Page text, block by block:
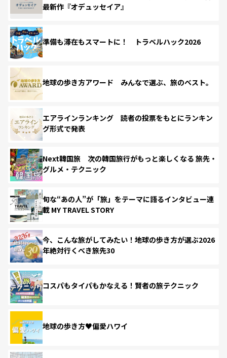
最新作『オデュッセイア』
準備も滞在もスマートに！ トラベルハック2026
地球の歩き方アワード みんなで選ぶ、旅のベスト。
エアラインランキング 読者の投票をもとにランキン
グ形式で発表
Next韓国旅 次の韓国旅行がもっと楽しくなる 旅先・
グルメ・テクニック
旬な“あの人”が「旅」をテーマに語るインタビュー連
載 MY TRAVEL STORY
今、こんな旅がしてみたい！地球の歩き方が選ぶ2026
年絶対行くべき旅先30
コスパもタイパもかなえる！賢者の旅テクニック
地球の歩き方♥偏愛ハワイ